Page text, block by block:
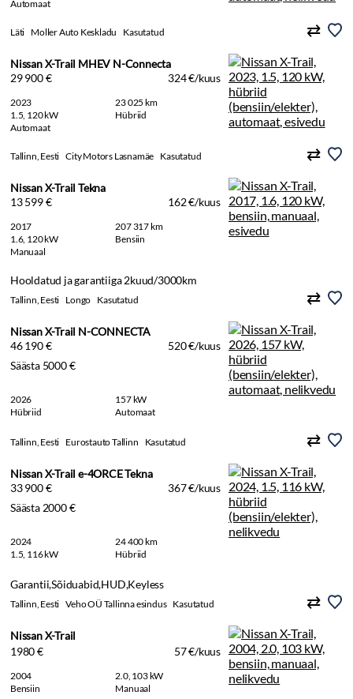
Automaat
Läti Moller Auto Keskladu Kasutatud
Nissan X-Trail MHEV N-Connecta
29 900 €
324 €/kuus
2023
23 025 km
1.5, 120 kW
Hübriid
Automaat
Tallinn, Eesti City Motors Lasnamäe Kasutatud
Nissan X-Trail Tekna
13 599 €
162 €/kuus
2017
207 317 km
1.6, 120 kW
Bensiin
Manuaal
Hooldatud ja garantiiga 2kuud/3000km
Tallinn, Eesti Longo Kasutatud
Nissan X-Trail N-CONNECTA
46 190 €
520 €/kuus
Säästa 5000 €
2026
157 kW
Hübriid
Automaat
Tallinn, Eesti Eurostauto Tallinn Kasutatud
Nissan X-Trail e-4ORCE Tekna
33 900 €
367 €/kuus
Säästa 2000 €
2024
24 400 km
1.5, 116 kW
Hübriid
Garantii,Sõiduabid,HUD,Keyless
Tallinn, Eesti Veho OÜ Tallinna esindus Kasutatud
Nissan X-Trail
1980 €
57 €/kuus
2004
2.0, 103 kW
Bensiin
Manuaal